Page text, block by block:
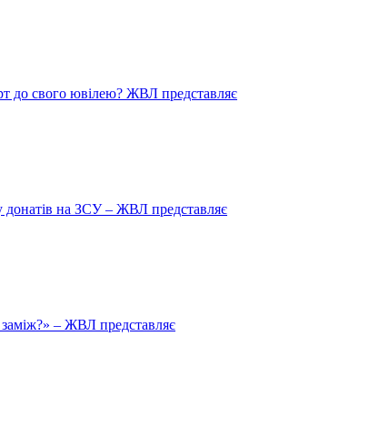
до свого ювілею? ЖВЛ представляє
донатів на ЗСУ – ЖВЛ представляє
заміж?» – ЖВЛ представляє